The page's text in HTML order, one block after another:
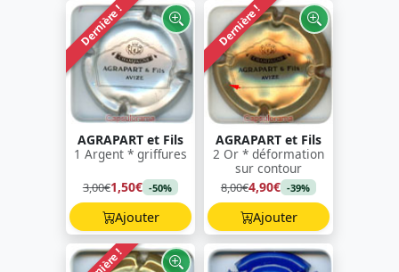
Dernière !
AGRAPART et Fils
1 Argent * griffures
3,00€1,50€ -50%
Ajouter
Dernière !
AGRAPART et Fils
2 Or * déformation
sur contour
8,00€4,90€ -39%
Ajouter